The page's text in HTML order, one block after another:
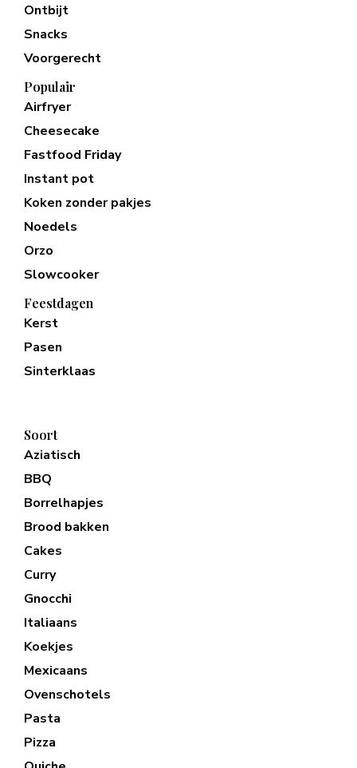
Ontbijt
Snacks
Voorgerecht
Populair
Airfryer
Cheesecake
Fastfood Friday
Instant pot
Koken zonder pakjes
Noedels
Orzo
Slowcooker
Feestdagen
Kerst
Pasen
Sinterklaas
Soort
Aziatisch
BBQ
Borrelhapjes
Brood bakken
Cakes
Curry
Gnocchi
Italiaans
Koekjes
Mexicaans
Ovenschotels
Pasta
Pizza